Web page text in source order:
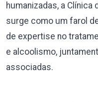
humanizadas, a Clínica
surge como um farol
de expertise no
e alcoolismo,
associadas.